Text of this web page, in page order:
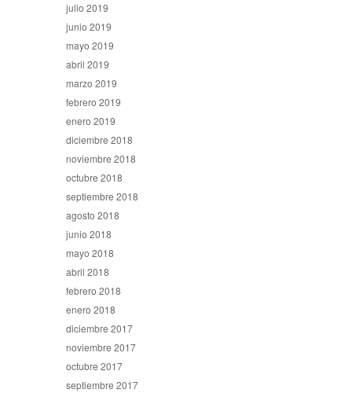
julio 2019
junio 2019
mayo 2019
abril 2019
marzo 2019
febrero 2019
enero 2019
diciembre 2018
noviembre 2018
octubre 2018
septiembre 2018
agosto 2018
junio 2018
mayo 2018
abril 2018
febrero 2018
enero 2018
diciembre 2017
noviembre 2017
octubre 2017
septiembre 2017